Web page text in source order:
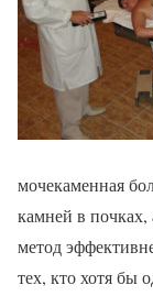
мочекаменная
камней в почках,
метод
тех, кто хотя бы